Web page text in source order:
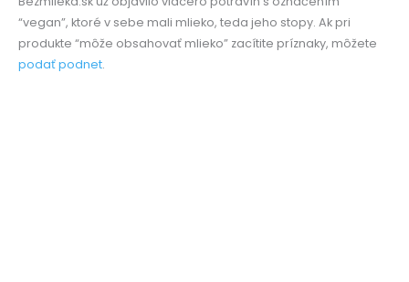
“vegan”, ktoré v sebe mali mlieko, teda jeho stopy. Ak pri
produkte “môže obsahovať mlieko” zacítite príznaky, môžete
podať podnet.